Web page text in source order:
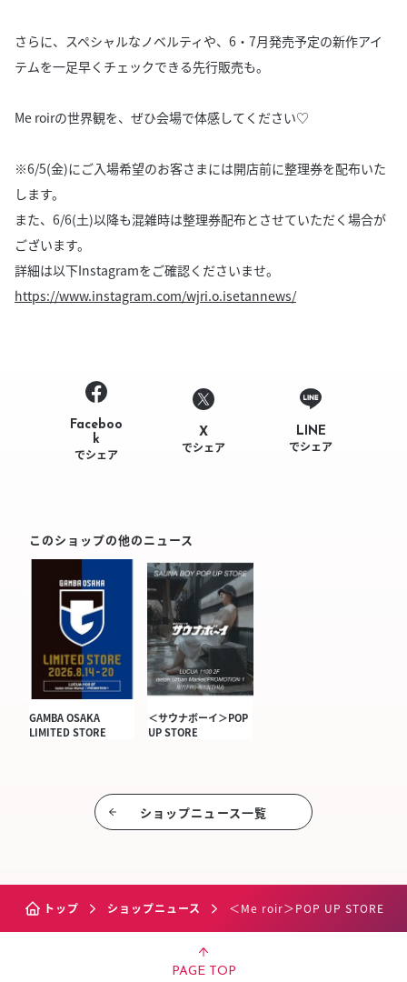
さらに、スペシャルなノベルティや、6・7月発売予定の新作アイ
テムを一足早くチェックできる先行販売も。
Me roirの世界観を、ぜひ会場で体感してください♡
※6/5(金)にご入場希望のお客さまには開店前に整理券を配布いた
します。
また、6/6(土)以降も混雑時は整理券配布とさせていただく場合が
ございます。
詳細は以下Instagramをご確認くださいませ。
https://www.instagram.com/wjri.o.isetannews/
Faceboo
k
でシェア
X
でシェア
LINE
でシェア
このショップの他のニュース
GAMBA OSAKA
LIMITED STORE
＜サウナボーイ＞POP
UP STORE
ショップニュース⼀覧
トップ ショップニュース ＜Me roir＞POP UP STORE
PAGE TOP